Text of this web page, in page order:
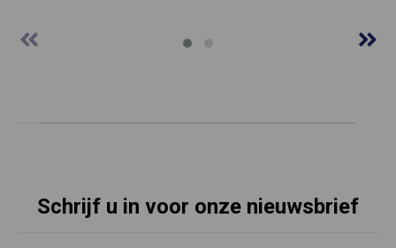
Schrijf u in voor onze nieuwsbrief